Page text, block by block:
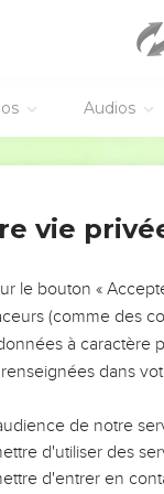
Audios
un feu. »
à Jésus : «
46 ans pour
du temple, il
Jésus se
disent les Livres
le cœur
en eux,
vie
le bouton «
(comme des
à caractère
dans
de notre
d'utiliser des
d'entrer en